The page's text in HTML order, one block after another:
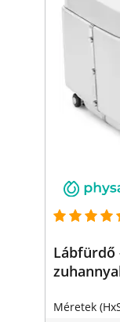
Lábfürdő
Méretek